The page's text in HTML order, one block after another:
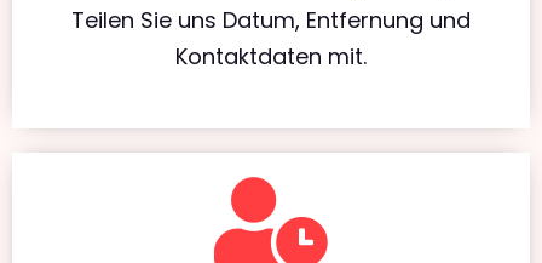
Teilen Sie uns Datum, Entfernung und
Kontaktdaten mit.